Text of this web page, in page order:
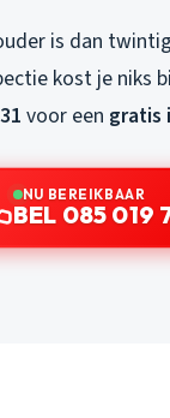
is dan
kost je niks
voor een gratis
NU BEREIKBAAR
BEL 085 019